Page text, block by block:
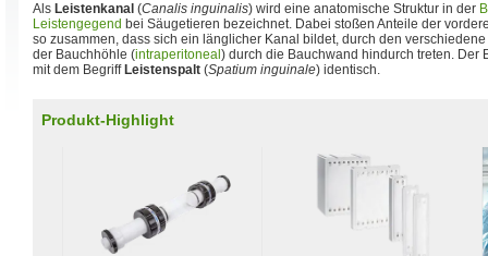
Als Leistenkanal (Canalis inguinalis) wird eine anatomische Struktur in der
Leistengegend bei Säugetieren bezeichnet. Dabei stoßen Anteile der
so zusammen, dass sich ein länglicher Kanal bildet, durch den
der Bauchhöhle (intraperitoneal ) durch die Bauchwand hindurch treten. Der
mit dem Begriff Leistenspalt (Spatium inguinale) identisch.
Produkt-Highlight